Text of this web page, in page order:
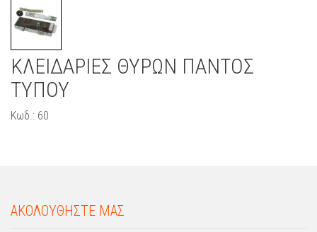
ΚΛΕΙΔΑΡΙΕΣ ΘΥΡΩΝ ΠΑΝΤΟΣ
ΤΥΠΟΥ
Κωδ.: 60
ΑΚΟΛΟΥΘΗΣΤΕ ΜΑΣ